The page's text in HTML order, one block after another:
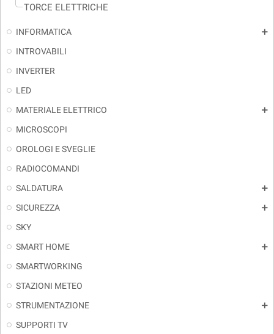
TORCE ELETTRICHE
INFORMATICA add
INTROVABILI
INVERTER
LED
MATERIALE ELETTRICO
add
MICROSCOPI
OROLOGI E SVEGLIE
RADIOCOMANDI
SALDATURA
add
SICUREZZA add
SKY
SMART HOME
add
SMARTWORKING
STAZIONI METEO
STRUMENTAZIONE
add
SUPPORTI TV